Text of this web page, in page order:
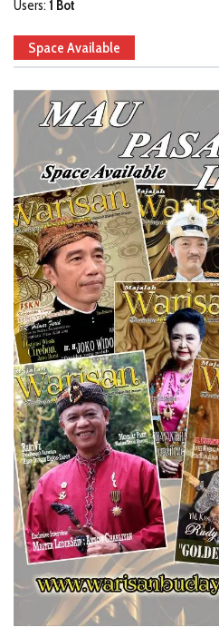
Users: 1 Bot
Space Available